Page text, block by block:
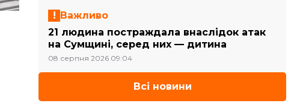
Важливо
21 людина постраждала внаслідок атак
на Сумщині, серед них — дитина
08 серпня 2026 09:04
Всі новини